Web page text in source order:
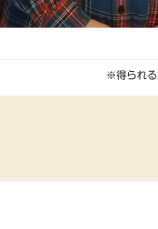
※得られる